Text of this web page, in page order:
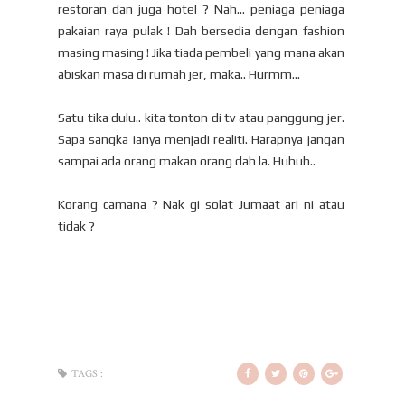
restoran dan juga hotel ? Nah... peniaga peniaga
pakaian raya pulak ! Dah bersedia dengan fashion
masing masing ! Jika tiada pembeli yang mana akan
abiskan masa di rumah jer, maka.. Hurmm...
Satu tika dulu.. kita tonton di tv atau panggung jer.
Sapa sangka ianya menjadi realiti. Harapnya jangan
sampai ada orang makan orang dah la. Huhuh..
Korang camana ? Nak gi solat Jumaat ari ni atau
tidak ?
TAGS :